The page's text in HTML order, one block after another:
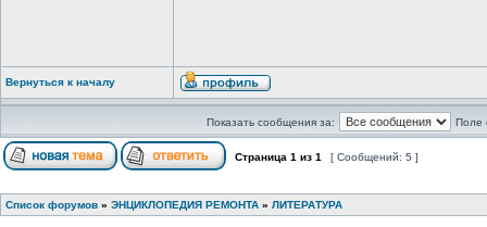
Вернуться к началу
Показать сообщения за: Поле
Страница 1 из 1 [ Сообщений: 5 ]
Список форумов » ЭНЦИКЛОПЕДИЯ РЕМОНТА » ЛИТЕРАТУРА